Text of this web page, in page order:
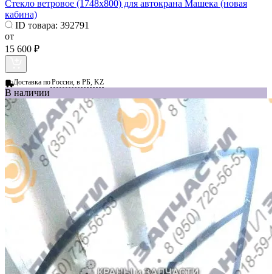
Стекло ветровое (1748х800) для автокрана Машека (новая
кабина)
ID товара: 392791
от
15 600 ₽
Доставка поРоссии, в РБ, KZ
В наличии